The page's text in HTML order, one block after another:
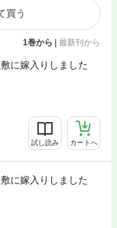
買う
1巻から 最新刊から
に嫁入りしました
試し読み カートへ
に嫁入りしました